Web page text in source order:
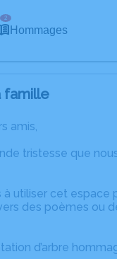
2
Hommages
famille
amis,
tristesse que
à utiliser cet
des poèmes ou
d’arbre